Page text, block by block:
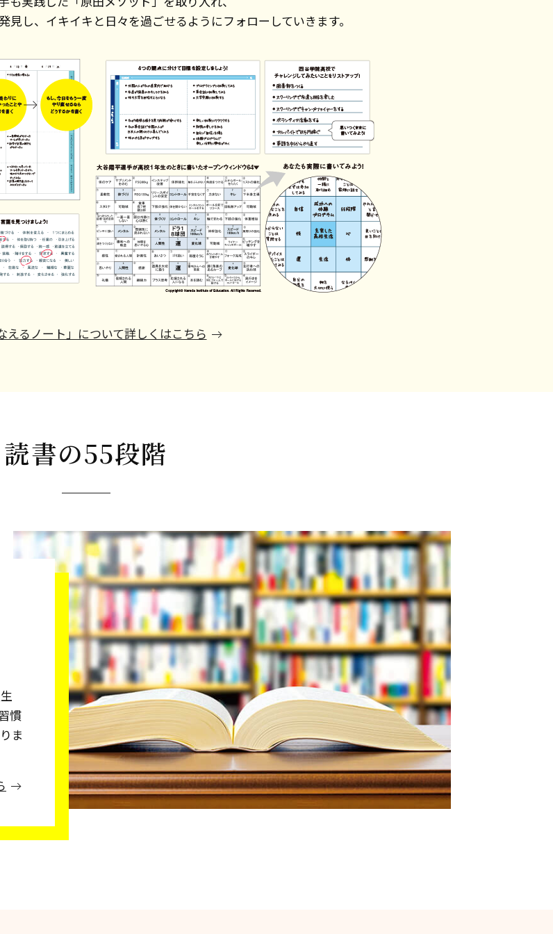
見し、イキイキと日々を過ごせるようにフォローしていきます。
えるノート」について詳しくはこちら
読書の55段階
慣
ま